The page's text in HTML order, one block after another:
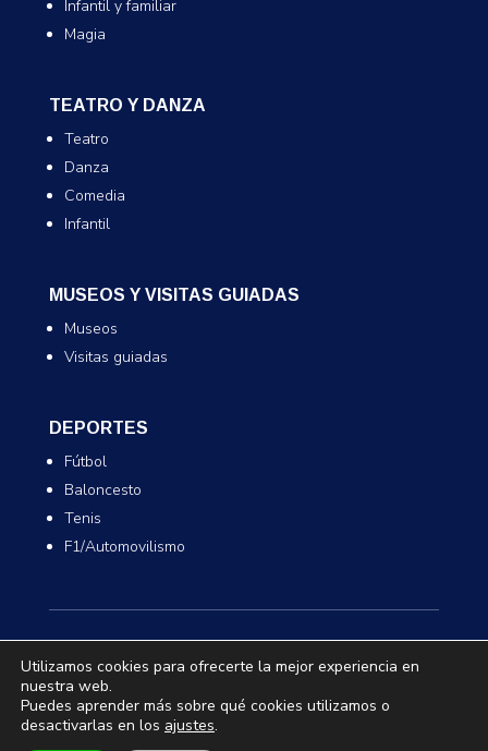
Infantil y familiar
Magia
TEATRO Y DANZA
Teatro
Danza
Comedia
Infantil
MUSEOS Y VISITAS GUIADAS
Museos
Visitas guiadas
DEPORTES
Fútbol
Baloncesto
Tenis
F1/Automovilismo
© 2026 Ticketazo.es. Todos los derechos
Utilizamos cookies para ofrecerte la mejor experiencia en
nuestra web.
Puedes aprender más sobre qué cookies utilizamos o
desactivarlas en los ajustes.